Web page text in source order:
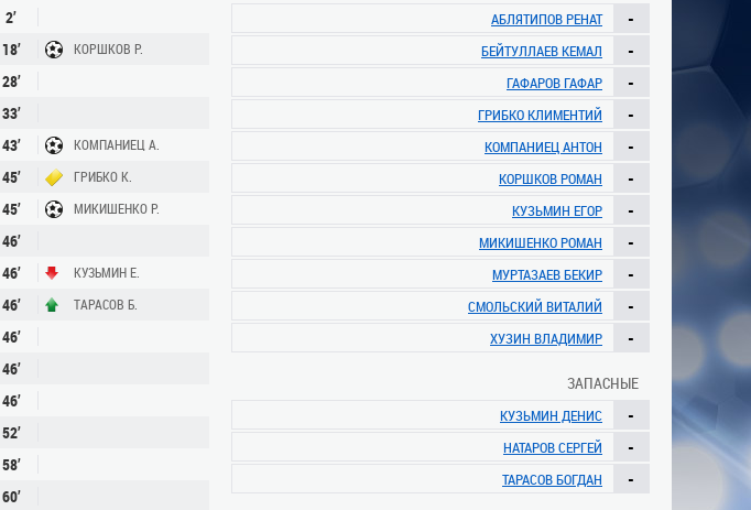
2’
18’
КОРШКОВ Р.
28’
33’
43’
КОМПАНИЕЦ А.
45’ ГРИБКО К.
45’
МИКИШЕНКО Р.
46’
46’
КУЗЬМИН Е.
46’
ТАРАСОВ Б.
46’
46’
46’
52’
58’
60’
-
АБЛЯТИПОВ РЕНАТ
-
БЕЙТУЛЛАЕВ КЕМАЛ
-
ГАФАРОВ ГАФАР
-
ГРИБКО КЛИМЕНТИЙ
-
КОМПАНИЕЦ АНТОН
-
КОРШКОВ РОМАН
-
КУЗЬМИН ЕГОР
-
МИКИШЕНКО РОМАН
-
МУРТАЗАЕВ БЕКИР
-
СМОЛЬСКИЙ ВИТАЛИЙ
-
ХУЗИН ВЛАДИМИР
ЗАПАСНЫЕ
-
КУЗЬМИН ДЕНИС
-
НАТАРОВ СЕРГЕЙ
-
ТАРАСОВ БОГДАН